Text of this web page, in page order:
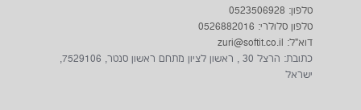
טלפון: 0523506928
טלפון סלולרי: 0526882016
דוא"ל: zuri@softit.co.il
כתובת: הרצל 30 , ראשון לציון מתחם ראשון סנטר, 7529106,
ישראל